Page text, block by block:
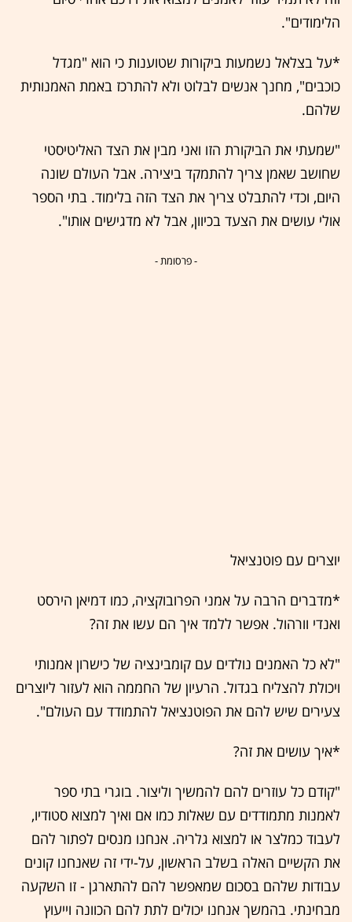
הלימודים".
*על בצלאל נשמעות ביקורות שטוענות כי הוא "מגדל
כוכבים", מחנך אנשים לבלוט ולא להתרכז באמת האמנותית
שלהם.
"שמעתי את הביקורת הזו ואני מבין את הצד האליטיסטי
שחושב שאמן צריך להתמקד ביצירה. אבל העולם שונה
היום, וכדי להתבלט צריך את הצד הזה בלימוד. בתי הספר
אולי עושים את הצעד בכיוון, אבל לא מדגישים אותו".
- פרסומת -
יוצרים עם פוטנציאל
*מדברים הרבה על אמני הפרובוקציה, כמו דמיאן הירסט
ואנדי וורהול. אפשר ללמד איך הם עשו את זה?
"לא כל האמנים נולדים עם קומבינציה של כישרון אמנותי
ויכולת להצליח בגדול. הרעיון של החממה הוא לעזור ליוצרים
צעירים שיש להם את הפוטנציאל להתמודד עם העולם".
*איך עושים את זה?
"קודם כל עוזרים להם להמשיך וליצור. בוגרי בתי ספר
לאמנות מתמודדים עם שאלות כמו אם ואיך למצוא סטודיו,
לעבוד כמלצר או למצוא גלריה. אנחנו מנסים לפתור להם
את הקשיים האלה בשלב הראשון, על-ידי זה שאנחנו קונים
עבודות שלהם בסכום שמאפשר להם להתארגן - זו השקעה
מבחינתי. בהמשך אנחנו יכולים לתת להם הכוונה וייעוץ